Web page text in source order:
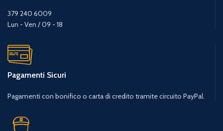
379 240 6009
Lun - Ven / 09 - 18
Pagamenti Sicuri
Pagamenti con bonifico o carta di credito tramite circuito PayPal.